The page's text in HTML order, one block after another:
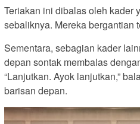
Teriakan ini dibalas oleh kader
sebaliknya. Mereka bergantian
Sementara, sebagian kader
depan sontak membalas
“Lanjutkan. Ayok lanjutkan,”
barisan depan.